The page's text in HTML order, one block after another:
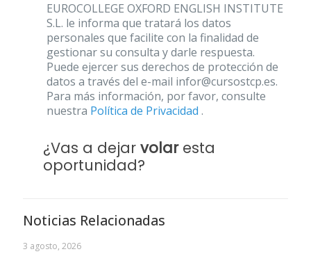
EUROCOLLEGE OXFORD ENGLISH INSTITUTE
S.L. le informa que tratará los datos
personales que facilite con la finalidad de
gestionar su consulta y darle respuesta.
Puede ejercer sus derechos de protección de
datos a través del e-mail infor@cursostcp.es.
Para más información, por favor, consulte
nuestra Política de Privacidad .
¿Vas a dejar volaresta
oportunidad?
Noticias Relacionadas
3 agosto, 2026